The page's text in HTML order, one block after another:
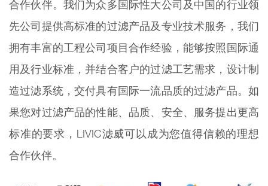
合作伙伴。我们为众多国际性大公司及中国的行业领
先公司提供高标准的过滤产品及专业技术服务，我们
拥有丰富的工程公司项目合作经验，能够按照国际通
用及行业标准，并结合客户的过滤工艺需求，设计制
造过滤系统，交付具有国际一流品质的过滤产品。如
果您对过滤产品的性能、品质、安全、服务提出更高
标准的要求，LIVIC滤威可以成为您值得信赖的理想
合作伙伴。